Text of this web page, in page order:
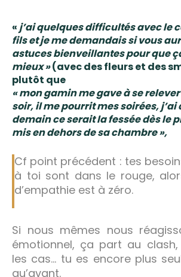
«j’ai quelques difficultés avec le
fils et je me demandais si vous
astuces bienveillantes pour que
mieux »(avec des fleurs et des
plutôt que
« mon gamin me gave à se
soir, il me pourrit mes soirées, j’ai
demain ce serait la fessée dès le
mis en dehors de sa chambre »,
Cf point précédent : tes
à toi sont dans le rouge,
d’empathie est à zéro.
Si nous mêmes nous
émotionnel, ça part au
les cas… tu es encore plus
qu’avant.